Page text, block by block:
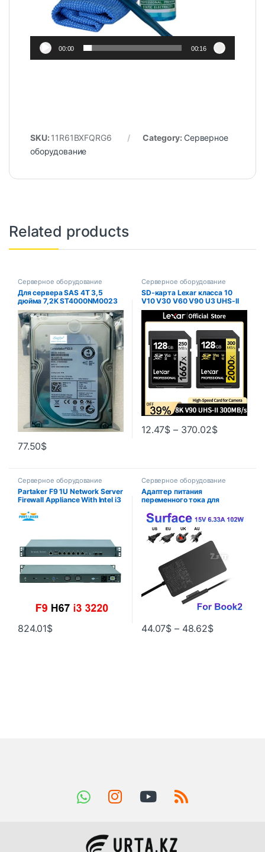
00:00 00:16
SKU: 11R61BXFQRG6 Category: Серверное
оборудование
Related products
Серверное оборудование
Для сервера SAS 4T 3,5
дюйма 7,2K ST4000NM0023
4 ТБ
77.50$
Серверное оборудование
SD-карта Lexar класса 10
V10 V30 V60 V90 U3 UHS-II
32 ГБ 64 ГБ 128 ГБ 256 ГБ
512 ГБ SDHC SDXC
Высокоскоростная карта
памяти 4K 8K для камеры
12.47$ – 370.02$
Серверное оборудование
Partaker F9 1U Network Server
Firewall Appliance With Intel i3
2*SFP
824.01$
Серверное оборудование
Адаптер питания
переменного тока для
для Microsoft Surface Book2
1798, совместимость Book1,
зарядное устройство для
ноутбука 3 Pro7, 5 В, 1,5 А
44.07$ – 48.62$